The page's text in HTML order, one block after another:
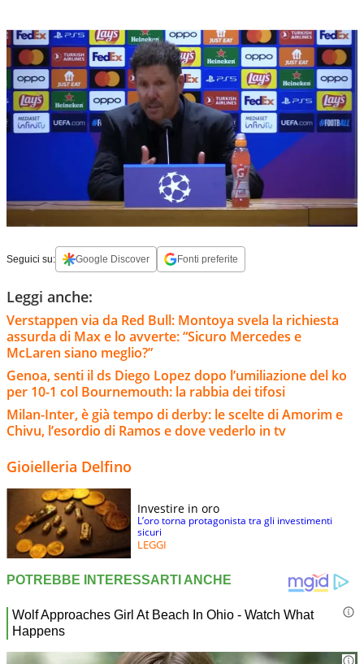
Seguici su: Google Discover Fonti preferite
Leggi anche:
Verstappen via da Red Bull: Montoya svela la richiesta
assurda di Max e lo avverte: “Sicuro Mercedes e
McLaren siano meglio?”
Genoa, senti il ds Diego Lopez dopo l’umiliazione del ko
per 10-1 col Bournemouth: la rabbia dei tifosi
Milan-Inter, è già tempo di derby: le scelte di Amorim e
Chivu, l’esordio di Ramos e dove vederlo in tv
Gioielleria Delfino
Investire in oro
L’oro torna protagonista tra gli investimenti
sicuri
LEGGI